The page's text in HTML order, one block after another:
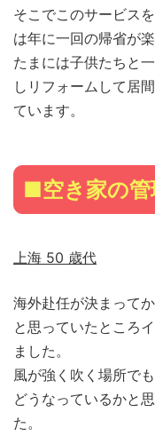
そこでこのサービス
は年に一回の帰省が
たまには子供たちと
しリフォームして居
ています。
■空き家の管
上海 50 歳代
海外赴任が決まって
と思っていたところ
ました。
風が強く吹く場所で
どうなっているかと
た。